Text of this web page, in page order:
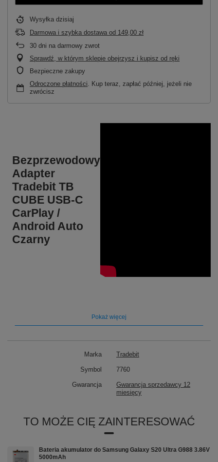
Wysyłka dzisiaj
Darmowa i szybka dostawa od 149,00 zł
30 dni na darmowy zwrot
Sprawdź, w którym sklepie obejrzysz i kupisz od ręki
Bezpieczne zakupy
Odroczone płatności . Kup teraz, zapłać później, jeżeli nie
zwrócisz
Bezprzewodowy
Adapter
Tradebit TB
CUBE USB-C
CarPlay /
Android Auto
Czarny
Pokaż więcej
Marka Tradebit
Symbol 7760
Gwarancja
Gwarancja sprzedawcy 12
miesięcy
TO MOŻE CIĘ ZAINTERESOWAĆ
Bateria akumulator do Samsung Galaxy S20 Ultra G988 3.86V
5000mAh